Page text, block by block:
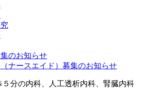
のお知らせ
ナースエイド）募集のお知らせ
５分の内科、人工透析内科、腎臓内科